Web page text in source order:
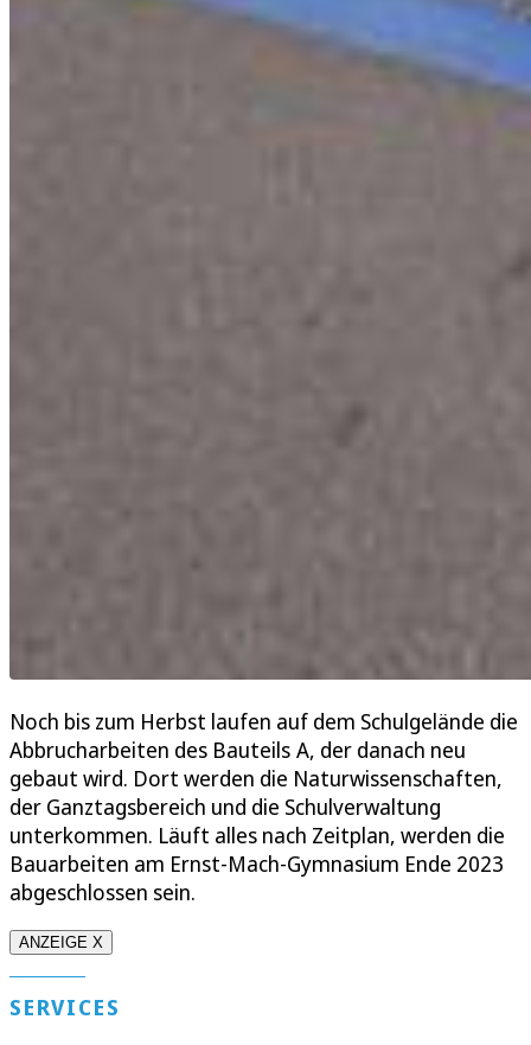
Noch bis zum Herbst laufen auf dem Schulgelände die
Abbrucharbeiten des Bauteils A, der danach neu
gebaut wird. Dort werden die Naturwissenschaften,
der Ganztagsbereich und die Schulverwaltung
unterkommen. Läuft alles nach Zeitplan, werden die
Bauarbeiten am Ernst-Mach-Gymnasium Ende 2023
abgeschlossen sein.
ANZEIGE X
SERVICES